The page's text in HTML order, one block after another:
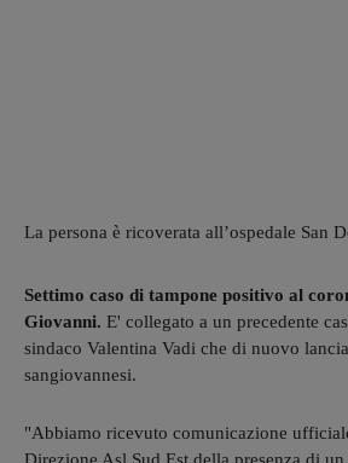
La persona è ricoverata all’ospedale San
Settimo caso di tampone positivo al
Giovanni. E' collegato a un precedente
sindaco Valentina Vadi che di nuovo
sangiovannesi.
"Abbiamo ricevuto comunicazione
Direzione Asl Sud Est della presenza di